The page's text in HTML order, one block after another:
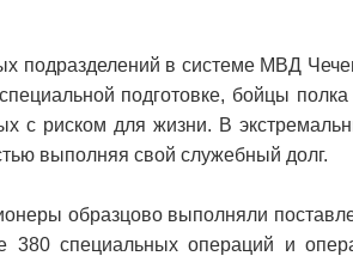
подразделений в системе МВД
подготовке, бойцы полка
с риском для жизни. В
выполняя свой служебный долг.
образцово выполняли
380 специальных операций и